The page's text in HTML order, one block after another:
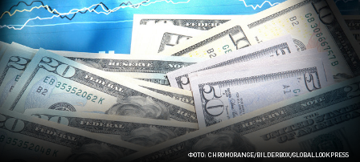
ФОТО: CHROMORANGE/BILDERBOX/GLOBALLOOKPRESS